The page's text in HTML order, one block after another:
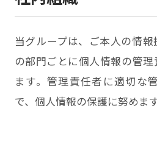
当グループは、ご本人の情
の部門ごとに個人情報の管理
ます。管理責任者に適切な
で、個人情報の保護に努めます